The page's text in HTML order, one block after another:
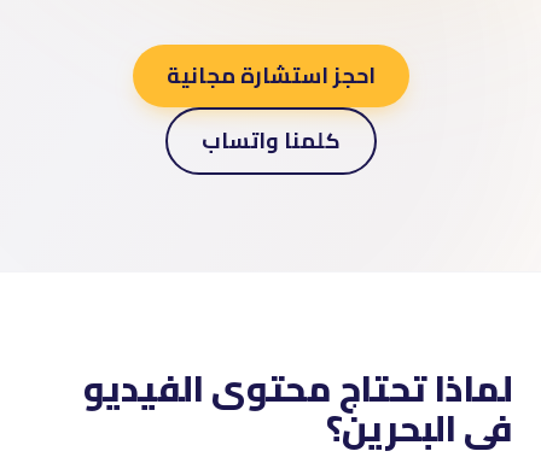
احجز استشارة مجانية
كلمنا واتساب
لماذا تحتاج محتوى الفيديو
فى البحرين؟